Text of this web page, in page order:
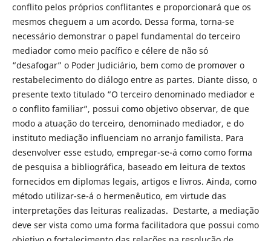
conflito pelos próprios conflitantes e proporcionará que os
mesmos cheguem a um acordo. Dessa forma, torna-se
necessário demonstrar o papel fundamental do terceiro
mediador como meio pacífico e célere de não só
“desafogar” o Poder Judiciário, bem como de promover o
restabelecimento do diálogo entre as partes. Diante disso, o
presente texto titulado “O terceiro denominado mediador e
o conflito familiar”, possui como objetivo observar, de que
modo a atuação do terceiro, denominado mediador, e do
instituto mediação influenciam no arranjo familista. Para
desenvolver esse estudo, empregar-se-á como como forma
de pesquisa a bibliográfica, baseado em leitura de textos
fornecidos em diplomas legais, artigos e livros. Ainda, como
método utilizar-se-á o hermenêutico, em virtude das
interpretações das leituras realizadas. Destarte, a mediação
deve ser vista como uma forma facilitadora que possui como